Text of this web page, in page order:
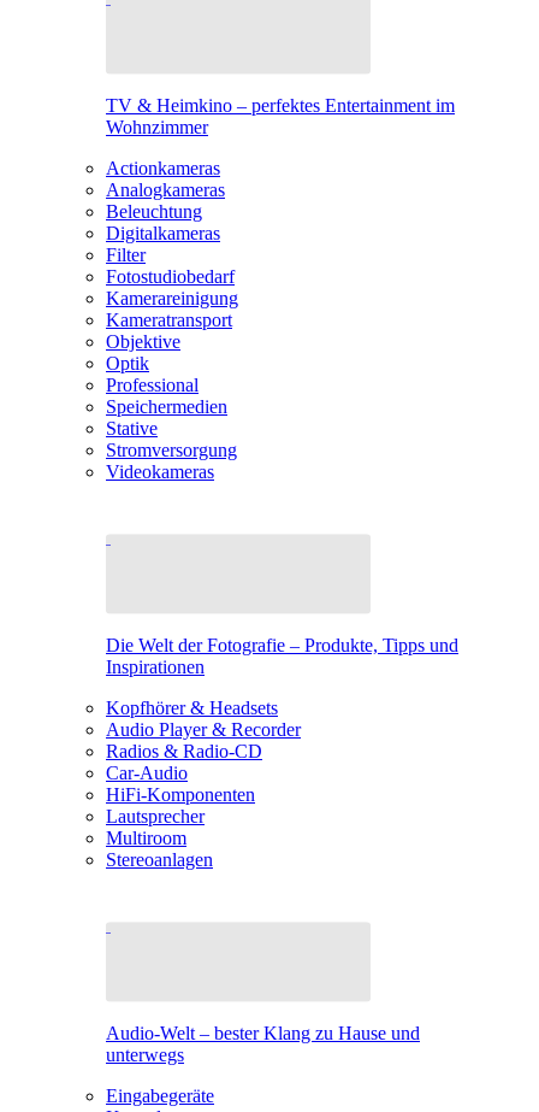
TV & Heimkino – perfektes Entertainment im
Wohnzimmer
Actionkameras
Analogkameras
Beleuchtung
Digitalkameras
Filter
Fotostudiobedarf
Kamerareinigung
Kameratransport
Objektive
Optik
Professional
Speichermedien
Stative
Stromversorgung
Videokameras
Die Welt der Fotografie – Produkte, Tipps und
Inspirationen
Kopfhörer & Headsets
Audio Player & Recorder
Radios & Radio-CD
Car-Audio
HiFi-Komponenten
Lautsprecher
Multiroom
Stereoanlagen
Audio-Welt – bester Klang zu Hause und
unterwegs
Eingabegeräte